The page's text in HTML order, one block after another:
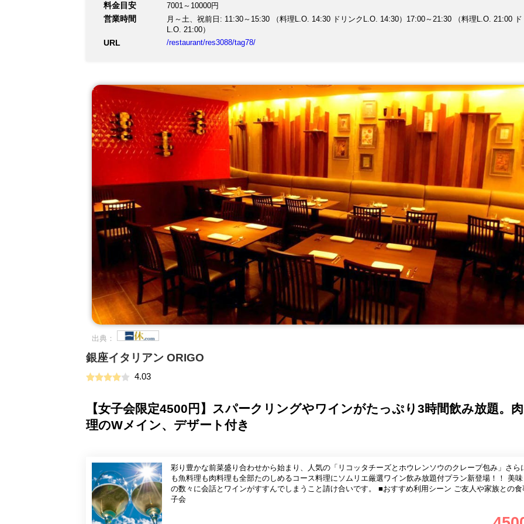
個室は室料無料。6名様以上でご予約いただけます。
料金目安 7001～10000円
営業時間
月～土、祝前日: 11:30～15:30 （料理L.O. 14:30 ドリンクL.O. 14:30）17:00～21:30 （料理L.O. 21:00
L.O. 21:00）
URL /restaurant/res3088/tag78/
出典：
銀座イタリアン ORIGO
4.03
【女子会限定4500円】スパークリングやワインがたっぷり3時間飲み放題。
理のWメイン、デザート付き
彩り豊かな前菜盛り合わせから始まり、人気の「リコッタチーズとホウレンソウのクレープ包み」さら
も魚料理も肉料理も全部たのしめるコース料理にソムリエ厳選ワイン飲み放題付プラン新登場！！ 美
の数々に会話とワインがすすんでしまうこと請け合いです。 ■おすすめ利用シーン ご友人や家族との食事会・女
子会